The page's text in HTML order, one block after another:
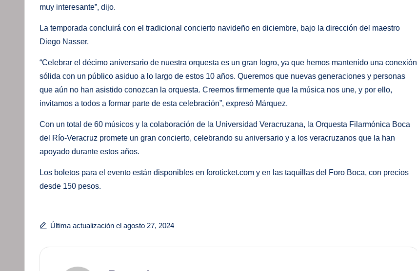
muy interesante”, dijo.
La temporada concluirá con el tradicional concierto navideño en diciembre, bajo la dirección del maestro
Diego Nasser.
“Celebrar el décimo aniversario de nuestra orquesta es un gran logro, ya que hemos mantenido una conexión
sólida con un público asiduo a lo largo de estos 10 años. Queremos que nuevas generaciones y personas
que aún no han asistido conozcan la orquesta. Creemos firmemente que la música nos une, y por ello,
invitamos a todos a formar parte de esta celebración”, expresó Márquez.
Con un total de 60 músicos y la colaboración de la Universidad Veracruzana, la Orquesta Filarmónica Boca
del Río-Veracruz promete un gran concierto, celebrando su aniversario y a los veracruzanos que la han
apoyado durante estos años.
Los boletos para el evento están disponibles en foroticket.com y en las taquillas del Foro Boca, con precios
desde 150 pesos.
Última actualización el agosto 27, 2024